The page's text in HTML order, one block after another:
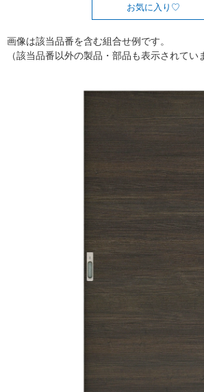
お気に入り
画像は該当品番を含む組合せ例です。
（該当品番以外の製品・部品も表示されてい